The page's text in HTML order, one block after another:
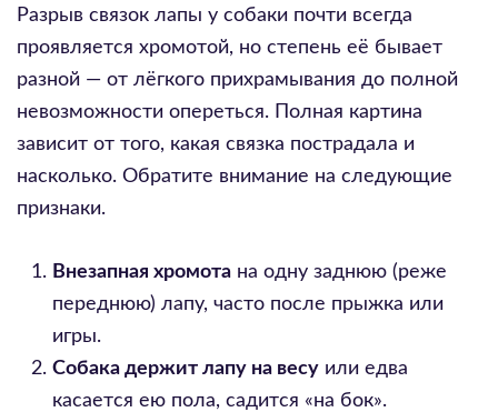
Разрыв связок лапы у собаки почти всегда
проявляется хромотой, но степень её бывает
разной — от лёгкого прихрамывания до полной
невозможности опереться. Полная картина
зависит от того, какая связка пострадала и
насколько. Обратите внимание на следующие
признаки.
Внезапная хромота на одну заднюю (реже
переднюю) лапу, часто после прыжка или
игры.
Собака держит лапу на весу или едва
касается ею пола, садится «на бок».